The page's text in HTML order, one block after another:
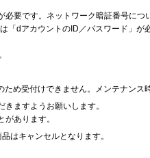
必要です。ネットワーク暗証番号につ
「dアカウントのID／パスワード」
め受付けできません。メンテナンス
ますようお願いします。
あります。
はキャンセルとなります。